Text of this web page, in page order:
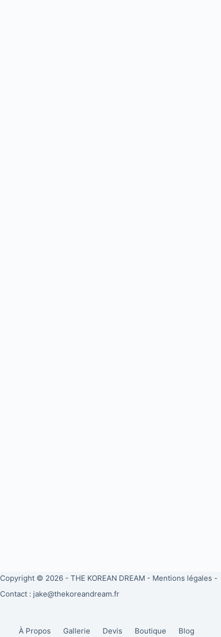
Copyright © 2026 - THE KOREAN DREAM - Mentions légales -
Contact : jake@thekoreandream.fr
À Propos Gallerie Devis Boutique Blog